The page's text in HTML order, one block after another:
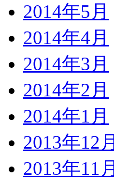
2014年5月
2014年4月
2014年3月
2014年2月
2014年1月
2013年12月
2013年11月